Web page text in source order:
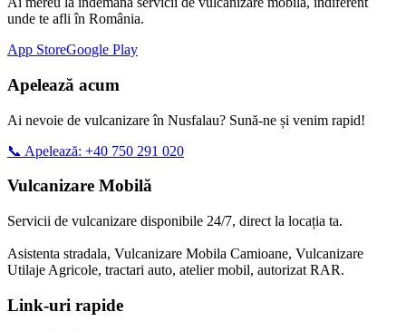
unde te afli în România.
App StoreGoogle Play
Apelează acum
Ai nevoie de vulcanizare în Nusfalau? Sună-ne și venim rapid!
📞 Apelează: +40 750 291 020
Vulcanizare Mobilă
Servicii de vulcanizare disponibile 24/7, direct la locația ta.
Asistenta stradala, Vulcanizare Mobila Camioane, Vulcanizare
Utilaje Agricole, tractari auto, atelier mobil, autorizat RAR.
Link-uri rapide